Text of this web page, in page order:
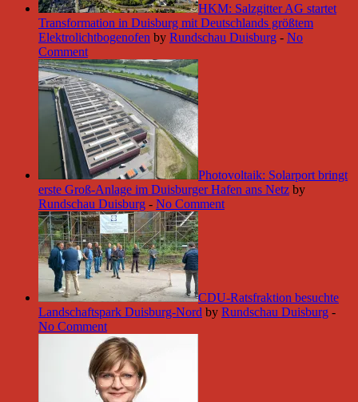
HKM: Salzgitter AG startet
Transformation in Duisburg mit Deutschlands größtem
Elektrolichtbogenofen by Rundschau Duisburg - No
Comment
Photovoltaik: Solarport bringt
erste Groß-Anlage im Duisburger Hafen ans Netz by
Rundschau Duisburg - No Comment
CDU-Ratsfraktion besuchte
Landschaftspark Duisburg-Nord by Rundschau Duisburg -
No Comment